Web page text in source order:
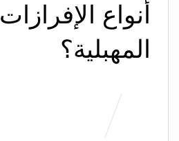
أنواع الإفرازات
المهبلية؟